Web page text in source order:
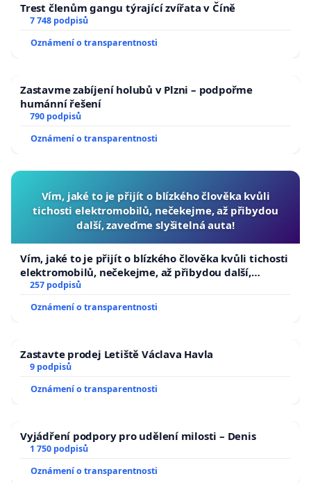
Trest členům gangu týrající zvířata v Číně
7 748 podpisů
Oznámení o transparentnosti
Zastavme zabíjení holubů v Plzni – podpořme
humánní řešení
790 podpisů
Oznámení o transparentnosti
Vím, jaké to je přijít o blízkého člověka kvůli
tichosti elektromobilů, nečekejme, až přibydou
další, zaveďme slyšitelná auta!
Vím, jaké to je přijít o blízkého člověka kvůli tichosti
elektromobilů, nečekejme, až přibydou další,
zaveďme slyšitelná auta!
257 podpisů
Oznámení o transparentnosti
Zastavte prodej Letiště Václava Havla
9 podpisů
Oznámení o transparentnosti
Vyjádření podpory pro udělení milosti – Denis
1 750 podpisů
Oznámení o transparentnosti